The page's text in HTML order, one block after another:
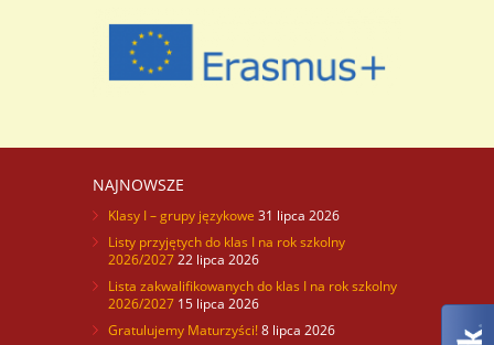
ferii dwie nasze nauczycielki wyjechały na ..
NAJNOWSZE
Klasy I – grupy językowe 31 lipca 2026
Listy przyjętych do klas I na rok szkolny
2026/202722 lipca 2026
Lista zakwalifikowanych do klas I na rok szkolny
2026/2027 15 lipca 2026
Gratulujemy Maturzyści!8 lipca 2026